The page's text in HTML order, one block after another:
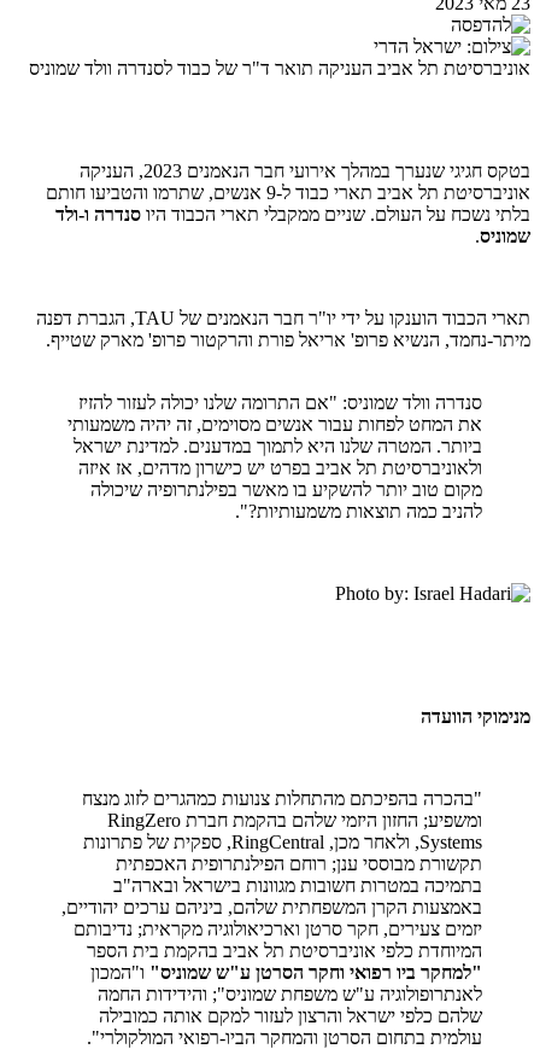
אוניברסיטת תל אביב העניקה תואר ד"ר של כבוד לסנדרה וולד שמוניס
בטקס חגיגי שנערך במהלך אירועי חבר הנאמנים 2023, העניקה
אוניברסיטת תל אביב תארי כבוד ל-9 אנשים, שתרמו והטביעו חותם
בלתי נשכח על העולם. שניים ממקבלי תארי הכבוד היו סנדרה ו-ולד
שמוניס.
תארי הכבוד הוענקו על ידי יו"ר חבר הנאמנים של TAU, הגברת דפנה
מיתר-נחמד, הנשיא פרופ' אריאל פורת והרקטור פרופ' מארק שטייף.
סנדרה וולד שמוניס: "אם התרומה שלנו יכולה לעזור להזיז
את המחט לפחות עבור אנשים מסוימים, זה יהיה משמעותי
ביותר. המטרה שלנו היא לתמוך במדענים. למדינת ישראל
ולאוניברסיטת תל אביב בפרט יש כישרון מדהים, אז איזה
מקום טוב יותר להשקיע בו מאשר בפילנתרופיה שיכולה
להניב כמה תוצאות משמעותיות?".
מנימוקי הוועדה
"בהכרה בהפיכתם מהתחלות צנועות כמהגרים לזוג מנצח
ומשפיע; החזון היזמי שלהם בהקמת חברת RingZero
Systems, ולאחר מכן, RingCentral, ספקית של פתרונות
תקשורת מבוססי ענן; רוחם הפילנתרופית האכפתית
בתמיכה במטרות חשובות מגוונות בישראל ובארה"ב
באמצעות הקרן המשפחתית שלהם, ביניהם ערכים יהודיים,
יזמים צעירים, חקר סרטן וארכיאולוגיה מקראית; נדיבותם
המיוחדת כלפי אוניברסיטת תל אביב בהקמת בית הספר
"למחקר ביו רפואי וחקר הסרטן ע"ש שמוניס" ו"המכון
לאנתרופולוגיה ע"ש משפחת שמוניס"; והידידות החמה
שלהם כלפי ישראל והרצון לעזור למקם אותה כמובילה
עולמית בתחום הסרטן והמחקר הביו-רפואי המולקולרי".